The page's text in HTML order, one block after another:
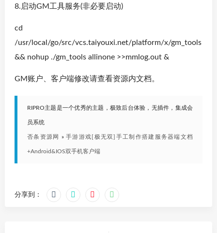
8.启动GM工具服务(非必要启动)
cd
/usr/local/go/src/vcs.taiyouxi.net/platform/x/gm_tools
&& nohup ./gm_tools allinone >>mmlog.out &
GM账户、客户端修改请查看资源内文档。
RIPRO主题是一个优秀的主题，极致后台体验，无插件，集成会
员系统
否条资源网 »手游游戏[极无双]手工制作搭建服务器端文档
+Android&IOS双手机客户端
分享到：